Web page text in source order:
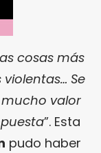
cosas más
Se
valor
”. Esta
pudo haber